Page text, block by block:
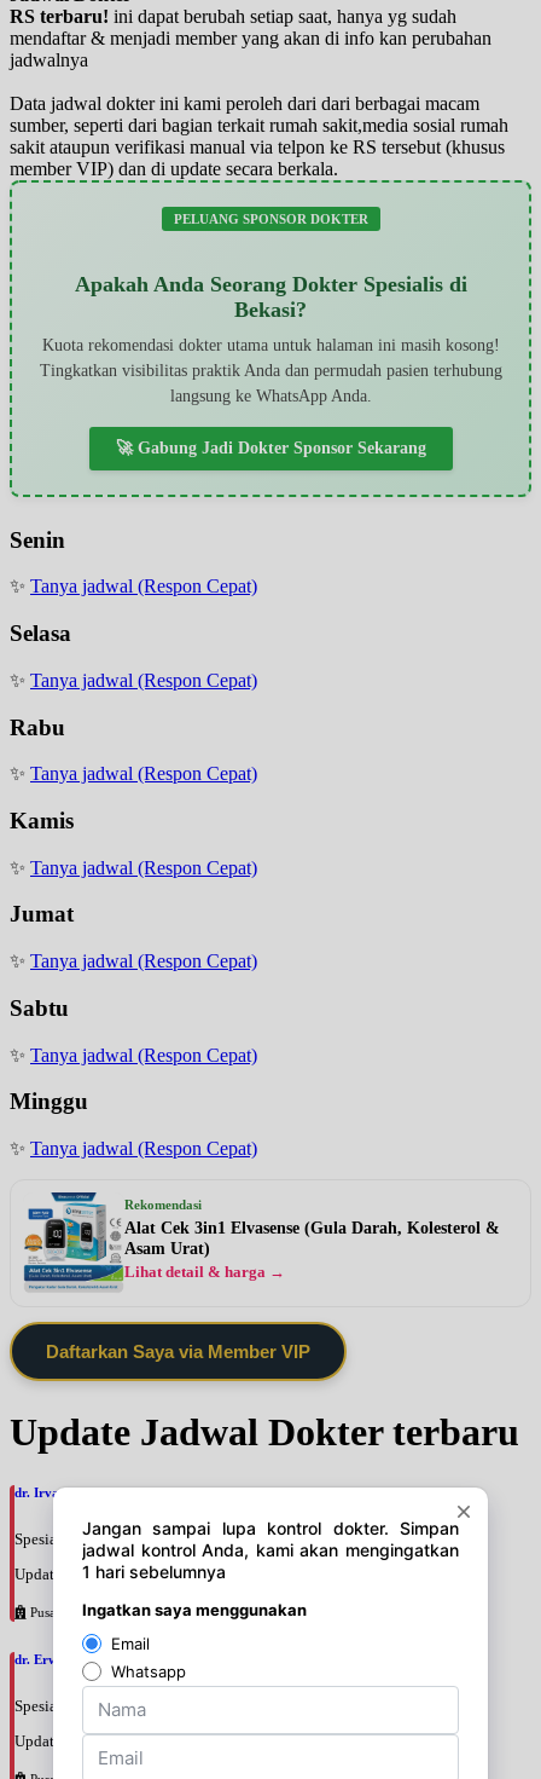
RS terbaru! ini dapat berubah setiap saat, hanya yg sudah
mendaftar & menjadi member yang akan di info kan perubahan
jadwalnya
Data jadwal dokter ini kami peroleh dari dari berbagai macam
sumber, seperti dari bagian terkait rumah sakit,media sosial rumah
sakit ataupun verifikasi manual via telpon ke RS tersebut (khusus
member VIP) dan di update secara berkala.
PELUANG SPONSOR DOKTER
Apakah Anda Seorang Dokter Spesialis di
Bekasi?
Kuota rekomendasi dokter utama untuk halaman ini masih kosong!
Tingkatkan visibilitas praktik Anda dan permudah pasien terhubung
langsung ke WhatsApp Anda.
🚀 Gabung Jadi Dokter Sponsor Sekarang
Senin
✨ Tanya jadwal (Respon Cepat)
Selasa
✨ Tanya jadwal (Respon Cepat)
Rabu
✨ Tanya jadwal (Respon Cepat)
Kamis
✨ Tanya jadwal (Respon Cepat)
Jumat
✨ Tanya jadwal (Respon Cepat)
Sabtu
✨ Tanya jadwal (Respon Cepat)
Minggu
✨ Tanya jadwal (Respon Cepat)
Rekomendasi
Alat Cek 3in1 Elvasense (Gula Darah, Kolesterol &
Asam Urat)
Lihat detail & harga →
Daftarkan Saya via Member VIP
Update Jadwal Dokter terbaru
dr. Irvan Adenin, SpOGKFM
Spesialis: Kebidanan & Kandungan
Update terakhir: 2026-08-07 16:10:01
Pusat Pertamina
dr. Erwinsyah Hasyim Harahap, M.Kes
Spesialis: Kebidanan & Kandungan
Update terakhir: 2026-08-07 16:02:11